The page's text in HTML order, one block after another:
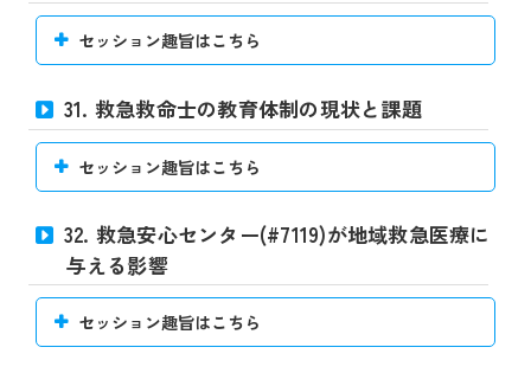
セッション趣旨はこちら
31. 救急救命士の教育体制の現状と課題
セッション趣旨はこちら
32. 救急安心センター(#7119)が地域救急医療に
与える影響
セッション趣旨はこちら